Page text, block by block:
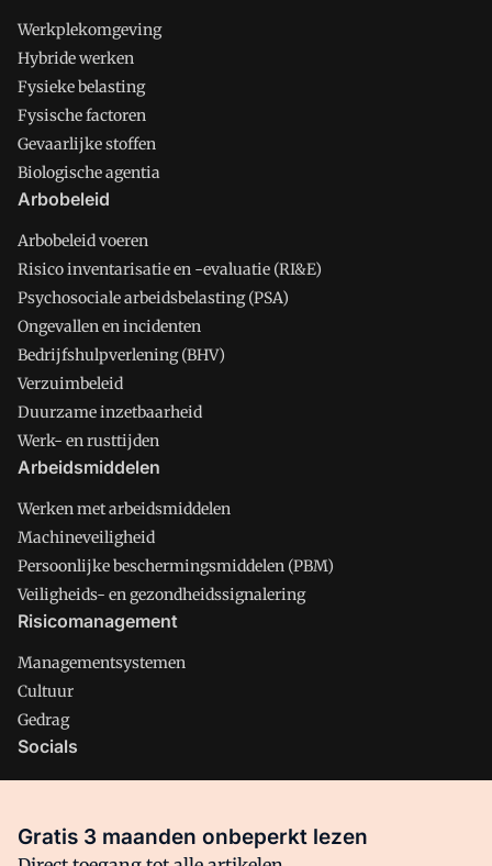
Werkplekomgeving
Hybride werken
Fysieke belasting
Fysische factoren
Gevaarlijke stoffen
Biologische agentia
Arbobeleid
Arbobeleid voeren
Risico inventarisatie en -evaluatie (RI&E)
Psychosociale arbeidsbelasting (PSA)
Ongevallen en incidenten
Bedrijfshulpverlening (BHV)
Verzuimbeleid
Duurzame inzetbaarheid
Werk- en rusttijden
Arbeidsmiddelen
Werken met arbeidsmiddelen
Machineveiligheid
Persoonlijke beschermingsmiddelen (PBM)
Veiligheids- en gezondheidssignalering
Risicomanagement
Managementsystemen
Cultuur
Gedrag
Socials
Facebook
Gratis 3 maanden onbeperkt lezen